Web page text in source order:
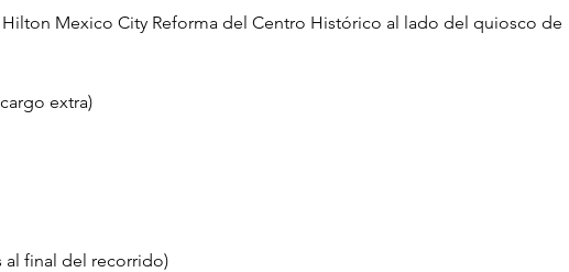
Mexico City Reforma del Centro Histórico al lado del quiosco de
extra)
final del recorrido)